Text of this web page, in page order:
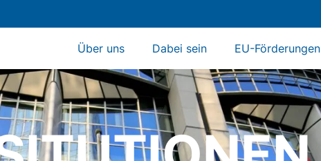
Über uns Dabei sein EU-Förderungen